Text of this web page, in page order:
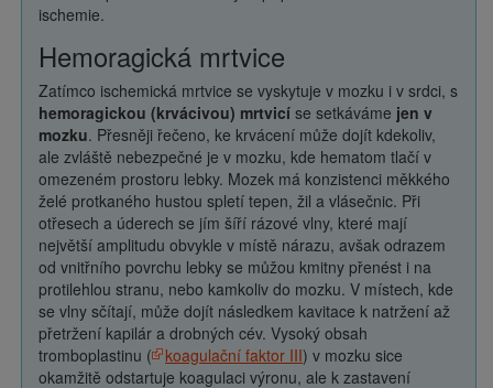
ischemie.
Hemoragická mrtvice
Zatímco ischemická mrtvice se vyskytuje v mozku i v srdci, s
hemoragickou (krvácivou) mrtvicí se setkáváme jen v
mozku. Přesněji řečeno, ke krvácení může dojít kdekoliv,
ale zvláště nebezpečné je v mozku, kde hematom tlačí v
omezeném prostoru lebky. Mozek má konzistenci měkkého
želé protkaného hustou spletí tepen, žil a vlásečnic. Při
otřesech a úderech se jím šíří rázové vlny, které mají
největší amplitudu obvykle v místě nárazu, avšak odrazem
od vnitřního povrchu lebky se můžou kmitny přenést i na
protilehlou stranu, nebo kamkoliv do mozku. V místech, kde
se vlny sčítají, může dojít následkem kavitace k natržení až
přetržení kapilár a drobných cév. Vysoký obsah
tromboplastinu (
koagulační faktor III) v mozku sice
okamžitě odstartuje koagulaci výronu, ale k zastavení